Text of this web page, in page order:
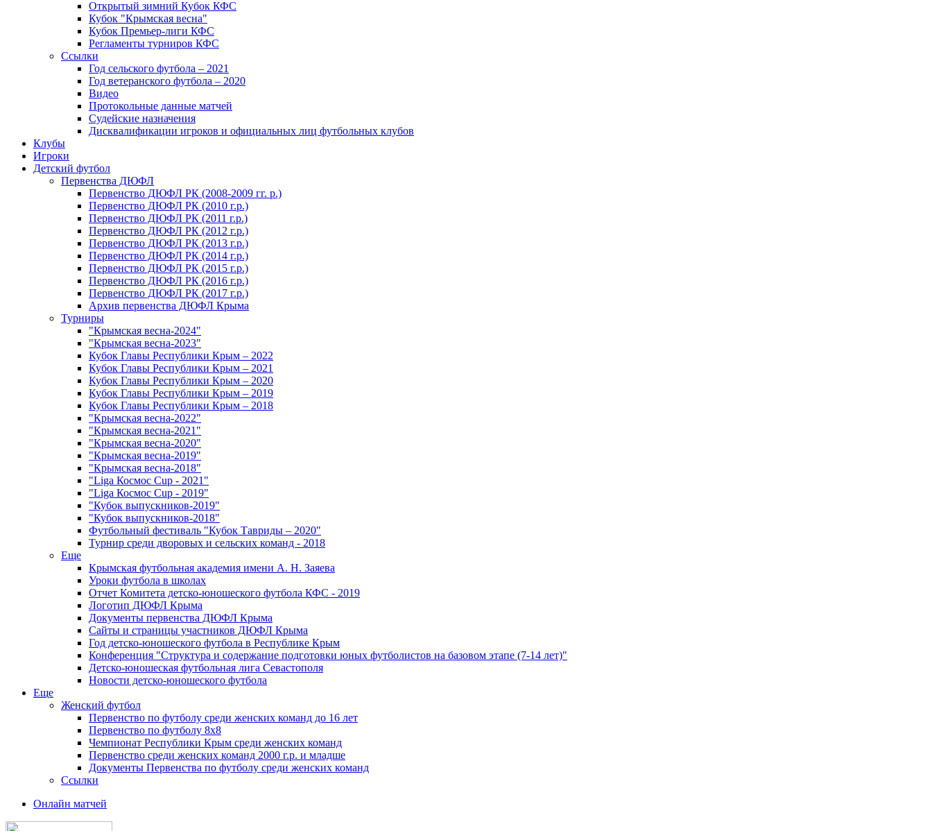
Открытый зимний Кубок КФС
Кубок "Крымская весна"
Кубок Премьер-лиги КФС
Регламенты турниров КФС
Ссылки
Год сельского футбола – 2021
Год ветеранского футбола – 2020
Видео
Протокольные данные матчей
Судейские назначения
Дисквалификации игроков и официальных лиц футбольных клубов
Клубы
Игроки
Детский футбол
Первенства ДЮФЛ
Первенство ДЮФЛ РК (2008-2009 гг. р.)
Первенство ДЮФЛ РК (2010 г.р.)
Первенство ДЮФЛ РК (2011 г.р.)
Первенство ДЮФЛ РК (2012 г.р.)
Первенство ДЮФЛ РК (2013 г.р.)
Первенство ДЮФЛ РК (2014 г.р.)
Первенство ДЮФЛ РК (2015 г.р.)
Первенство ДЮФЛ РК (2016 г.р.)
Первенство ДЮФЛ РК (2017 г.р.)
Архив первенства ДЮФЛ Крыма
Турниры
"Крымская весна-2024"
"Крымская весна-2023"
Кубок Главы Республики Крым – 2022
Кубок Главы Республики Крым – 2021
Кубок Главы Республики Крым – 2020
Кубок Главы Республики Крым – 2019
Кубок Главы Республики Крым – 2018
"Крымская весна-2022"
"Крымская весна-2021"
"Крымская весна-2020"
"Крымская весна-2019"
"Крымская весна-2018"
"Liga Космос Cup - 2021"
"Liga Космос Cup - 2019"
"Кубок выпускников-2019"
"Кубок выпускников-2018"
Футбольный фестиваль "Кубок Тавриды – 2020"
Турнир среди дворовых и сельских команд - 2018
Еще
Крымская футбольная академия имени А. Н. Заяева
Уроки футбола в школах
Отчет Комитета детско-юношеского футбола КФС - 2019
Логотип ДЮФЛ Крыма
Документы первенства ДЮФЛ Крыма
Сайты и страницы участников ДЮФЛ Крыма
Год детско-юношеского футбола в Республике Крым
Конференция "Структура и содержание подготовки юных футболистов на базовом этапе (7-14 лет)"
Детско-юношеская футбольная лига Севастополя
Новости детско-юношеского футбола
Еще
Женский футбол
Первенство по футболу среди женских команд до 16 лет
Первенство по футболу 8х8
Чемпионат Республики Крым среди женских команд
Первенство среди женских команд 2000 г.р. и младше
Документы Первенства по футболу среди женских команд
Ссылки
Онлайн матчей